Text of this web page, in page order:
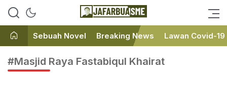
JafarBua
Ini bukan Media Online, Ini
Sebuah Novel Breaking News Lawan Covid-19
#Masjid Raya Fastabiqul Khairat